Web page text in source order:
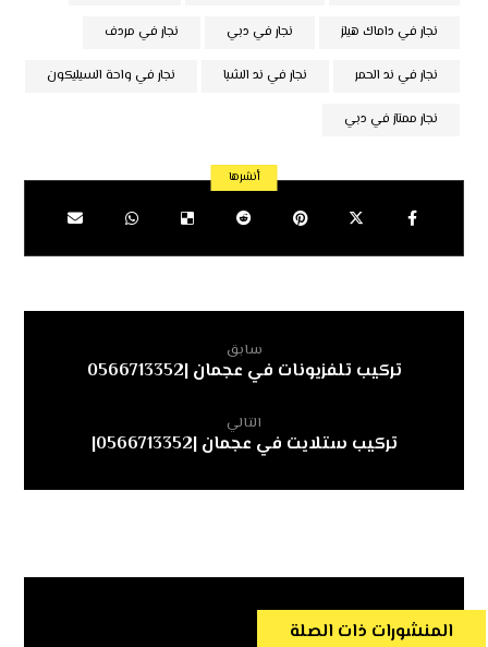
نجار في داماك هيلز نجار في دبي نجار في مردف
نجار في ند الحمر نجار في ند الشبا نجار في واحة السيليكون
نجار ممتاز في دبي
سابق
تركيب تلفزيونات في عجمان |0566713352
التالي
تركيب ستلايت في عجمان |0566713352|
المنشورات ذات الصلة